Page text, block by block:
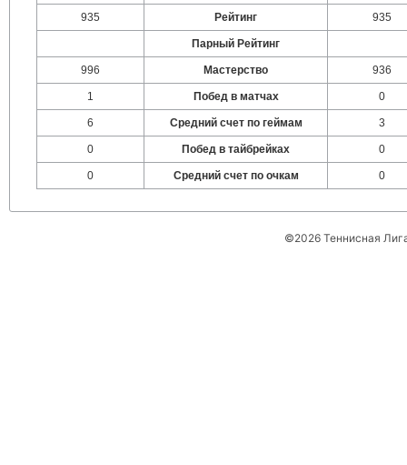
935 Рейтинг 935
Парный Рейтинг
996 Мастерство 936
1 Побед в матчах 0
6 Средний счет по геймам 3
0 Побед в тайбрейках 0
0 Средний счет по очкам 0
©2026 Теннисная